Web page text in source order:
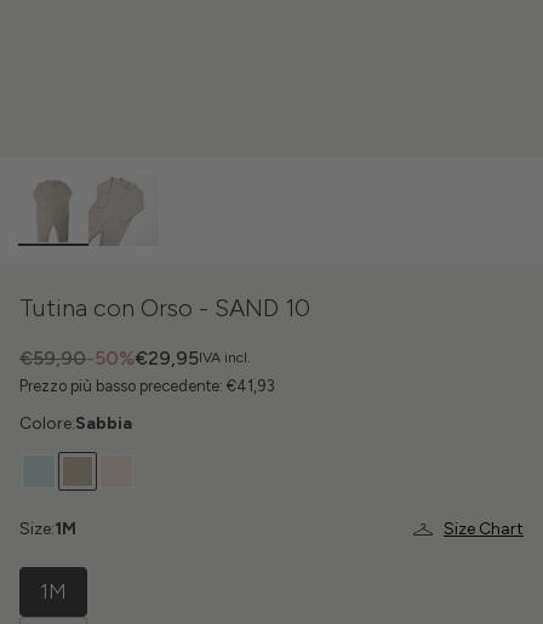
Tutina con Orso - SAND 10
IVA incl.
-50%
€59,90 €29,95
Prezzo più basso precedente: €41,93
Colore:Sabbia
Size Chart
Size:1M
1M